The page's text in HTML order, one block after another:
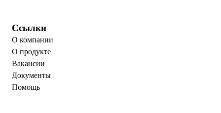
Ссылки
О компании
О продукте
Вакансии
Документы
Помощь